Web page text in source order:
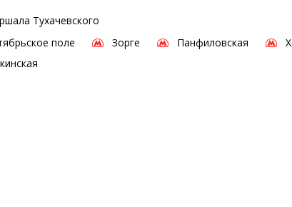
Тухачевского
поле
Зорге Панфиловская